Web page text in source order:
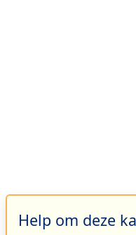
Help om deze